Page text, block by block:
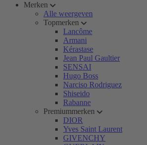
Merken
Alle weergeven
Topmerken
Lancôme
Armani
Kérastase
Jean Paul Gaultier
SENSAI
Hugo Boss
Narciso Rodriguez
Shiseido
Rabanne
Premiummerken
DIOR
Yves Saint Laurent
GIVENCHY